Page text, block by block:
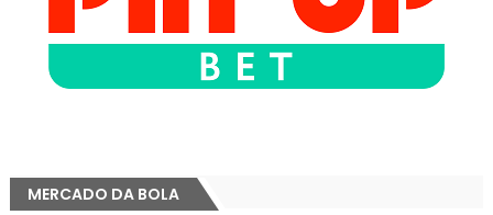
MERCADO DA BOLA